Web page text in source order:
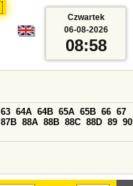
63 64A 64B 65A 65B 66 67
87B 88A 88B 88C 88D 89 90
Czwartek
06-08-2026
08:58